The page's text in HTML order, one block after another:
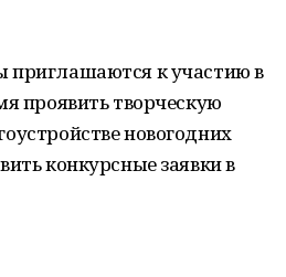
приглашаются к участию в
проявить творческую
новогодних
конкурсные заявки в